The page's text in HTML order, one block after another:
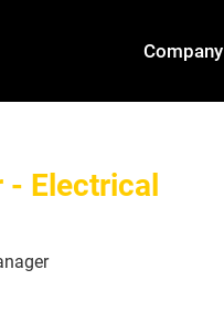
Company
- Electrical